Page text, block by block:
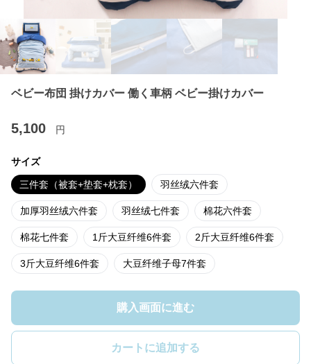
ベビー布団 掛けカバー 働く車柄 ベビー掛けカバー
5,100 円
サイズ
三件套（被套+垫套+枕套） 羽丝绒六件套
加厚羽丝绒六件套 羽丝绒七件套 棉花六件套
棉花七件套 1斤大豆纤维6件套 2斤大豆纤维6件套
3斤大豆纤维6件套 大豆纤维子母7件套
購入画面に進む
カートに追加する